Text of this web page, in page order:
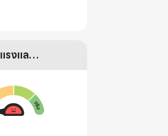
จริงหรือ คนสูบบุหรี่ หากติดโควิด 19 เสี่ยงเกิดอาการรุนแรงกว่าผู้ที่ไม่สูบบุหรี่ถึง 14 เท่า โดยจะเกิดปอดอักเสบอย่างรุนแรงและอาจถึงขั้นเสียชีวิตได้